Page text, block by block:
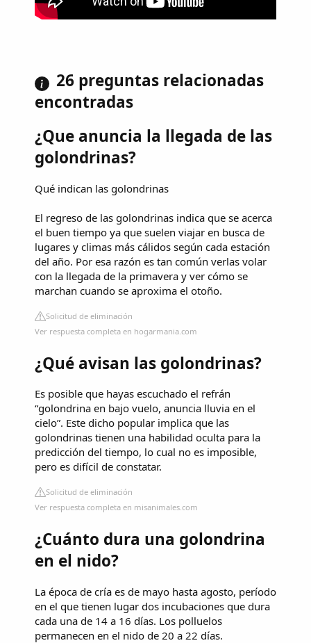
26 preguntas relacionadas
encontradas
¿Que anuncia la llegada de las
golondrinas?
Qué indican las golondrinas
El regreso de las golondrinas indica que se acerca
el buen tiempo ya que suelen viajar en busca de
lugares y climas más cálidos según cada estación
del año. Por esa razón es tan común verlas volar
con la llegada de la primavera y ver cómo se
marchan cuando se aproxima el otoño.
Solicitud de eliminación
Ver respuesta completa en hogarmania.com
¿Qué avisan las golondrinas?
Es posible que hayas escuchado el refrán
“golondrina en bajo vuelo, anuncia lluvia en el
cielo”. Este dicho popular implica que las
golondrinas tienen una habilidad oculta para la
predicción del tiempo, lo cual no es imposible,
pero es difícil de constatar.
Solicitud de eliminación
Ver respuesta completa en misanimales.com
¿Cuánto dura una golondrina
en el nido?
La época de cría es de mayo hasta agosto, período
en el que tienen lugar dos incubaciones que dura
cada una de 14 a 16 días. Los polluelos
permanecen en el nido de 20 a 22 días.